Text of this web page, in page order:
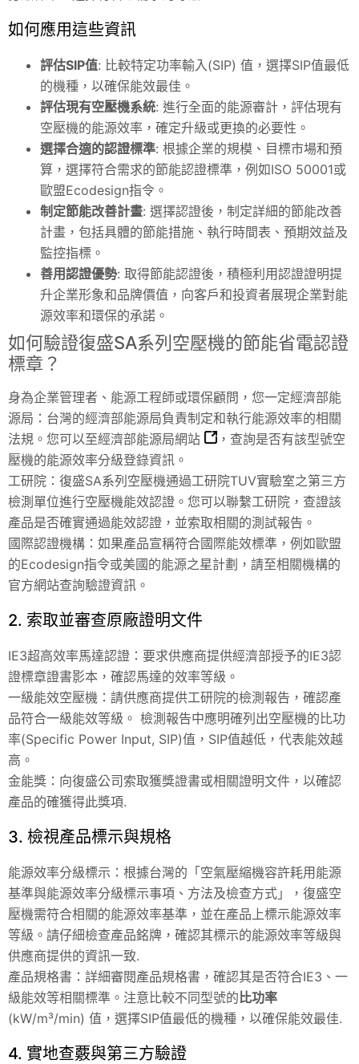
如何應用這些資訊
評估SIP值: 比較特定功率輸入(SIP) 值，選擇SIP值最低
的機種，以確保能效最佳。
評估現有空壓機系統: 進行全面的能源審計，評估現有
空壓機的能源效率，確定升級或更換的必要性。
選擇合適的認證標準: 根據企業的規模、目標市場和預
算，選擇符合需求的節能認證標準，例如ISO 50001或
歐盟Ecodesign指令。
制定節能改善計畫: 選擇認證後，制定詳細的節能改善
計畫，包括具體的節能措施、執行時間表、預期效益及
監控指標。
善用認證優勢: 取得節能認證後，積極利用認證證明提
升企業形象和品牌價值，向客戶和投資者展現企業對能
源效率和環保的承諾。
如何驗證復盛SA系列空壓機的節能省電認證
標章？
身為企業管理者、能源工程師或環保顧問，您一定經濟部能
源局：台灣的經濟部能源局負責制定和執行能源效率的相關
法規。您可以至經濟部能源局網站
，查詢是否有該型號空
壓機的能源效率分級登錄資訊。
工研院：復盛SA系列空壓機通過工研院TUV實驗室之第三方
檢測單位進行空壓機能效認證。您可以聯繫工研院，查證該
產品是否確實通過能效認證，並索取相關的測試報告。
國際認證機構：如果產品宣稱符合國際能效標準，例如歐盟
的Ecodesign指令或美國的能源之星計劃，請至相關機構的
官方網站查詢驗證資訊。
2. 索取並審查原廠證明文件
IE3超高效率馬達認證：要求供應商提供經濟部授予的IE3認
證標章證書影本，確認馬達的效率等級。
一級能效空壓機：請供應商提供工研院的檢測報告，確認產
品符合一級能效等級。 檢測報告中應明確列出空壓機的比功
率(Specific Power Input, SIP)值，SIP值越低，代表能效越
高。
金能獎：向復盛公司索取獲獎證書或相關證明文件，以確認
產品的確獲得此獎項.
3. 檢視產品標示與規格
能源效率分級標示：根據台灣的「空氣壓縮機容許耗用能源
基準與能源效率分級標示事項、方法及檢查方式」，復盛空
壓機需符合相關的能源效率基準，並在產品上標示能源效率
等級。請仔細檢查產品銘牌，確認其標示的能源效率等級與
供應商提供的資訊一致.
產品規格書：詳細審閱產品規格書，確認其是否符合IE3、一
級能效等相關標準。注意比較不同型號的 比功率
(kW/m³/min) 值，選擇SIP值最低的機種，以確保能效最佳.
4. 實地查覈與第三方驗證